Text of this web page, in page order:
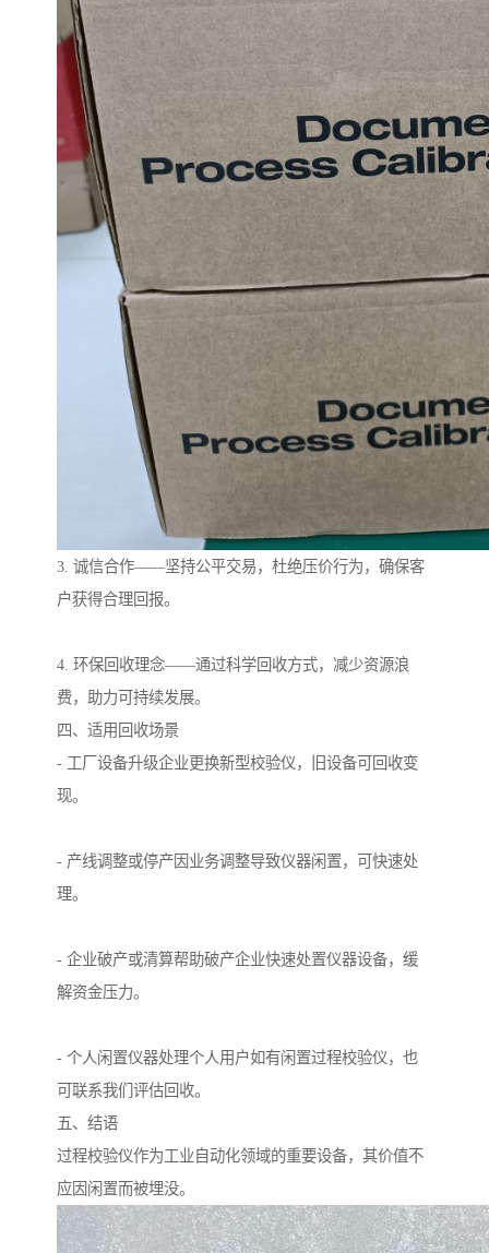
3. 诚信合作——坚持公平交易，杜绝压价行为，确保客
户获得合理回报。
4. 环保回收理念——通过科学回收方式，减少资源浪
费，助力可持续发展。
四、适用回收场景
- 工厂设备升级企业更换新型校验仪，旧设备可回收变
现。
- 产线调整或停产因业务调整导致仪器闲置，可快速处
理。
- 企业破产或清算帮助破产企业快速处置仪器设备，缓
解资金压力。
- 个人闲置仪器处理个人用户如有闲置过程校验仪，也
可联系我们评估回收。
五、结语
过程校验仪作为工业自动化领域的重要设备，其价值不
应因闲置而被埋没。